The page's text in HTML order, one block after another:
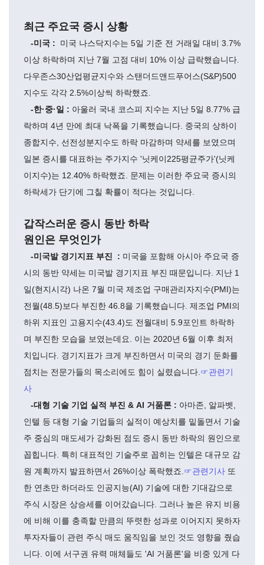
최근 주요국 증시 상황
-미국 : 미국 나스닥지수는 5일 기준 전 거래일 대비 3.7%
이상 하락하며 지난 7월 고점 대비 10% 이상 급락했습니다.
다우존스30산업평균지수와 스탠더드앤드푸어스(S&P)500
지수도 각각 2.5%이상씩 하락했죠.
-한·중·일 : 아울러 국내 코스피 지수는 지난 5일 8.77% 급
락하며 4년 만에 최대 낙폭을 기록했습니다. 중국의 상하이
종합지수, 선전성분지수도 하락 마감하며 약세를 보였으며
일본 증시를 대표하는 주가지수 '닛케이225평균주가'(닛케
이지수)는 12.40% 하락했죠. 문제는 이러한 주요국 증시의
하락세가 단기에 그칠 확률이 적다는 것입니다.
갑작스러운 증시 동반 하락
원인은 무엇인가
-미국발 경기지표 부진 : 미국을 포함해 아시아 주요국 증
시의 동반 약세는 미국발 경기지표 부진 때문입니다. 지난 1
일(현지시각) 나온 7월 미국 제조업 구매관리자지수(PMI)는
전월(48.5)보다 부진한 46.8을 기록했습니다. 제조업 PMI의
하위 지표인 고용지수(43.4)도 전월대비 5.9포인트 하락하
며 부진한 모습을 보였는데요. 이는 2020년 6월 이후 최저
치입니다. 경기지표가 크게 부진하면서 미국의 경기 둔화를
점치는 전문가들의 목소리에도 힘이 실렸습니다. ☞관련기
사
-대형 기술 기업 실적 부진 & AI 거품론 : 아마존, 알파벳,
인텔 등 대형 기술 기업들의 실적이 예상치를 밑돌면서 기술
주 중심의 매도세가 강화된 점도 증시 동반 하락의 원인으로
꼽힙니다. 특히 대표적인 기술주로 꼽히는 인텔은 대규모 감
원 계획까지 발표하면서 26%이상 폭락했죠. ☞관련기사 또
한 연초만 하더라도 인공지능(AI) 기술에 대한 기대감으로
주식 시장은 상승세를 이어갔습니다. 그러나 높은 유지 비용
에 비해 이를 충족할 만큼의 뚜렷한 성과로 이어지지 못하자
투자자들이 관련 주식 매도 움직임을 보인 것도 영향을 줬습
니다. 이에 서구권 유력 매체들도 'AI 거품론'을 비중 있게 다